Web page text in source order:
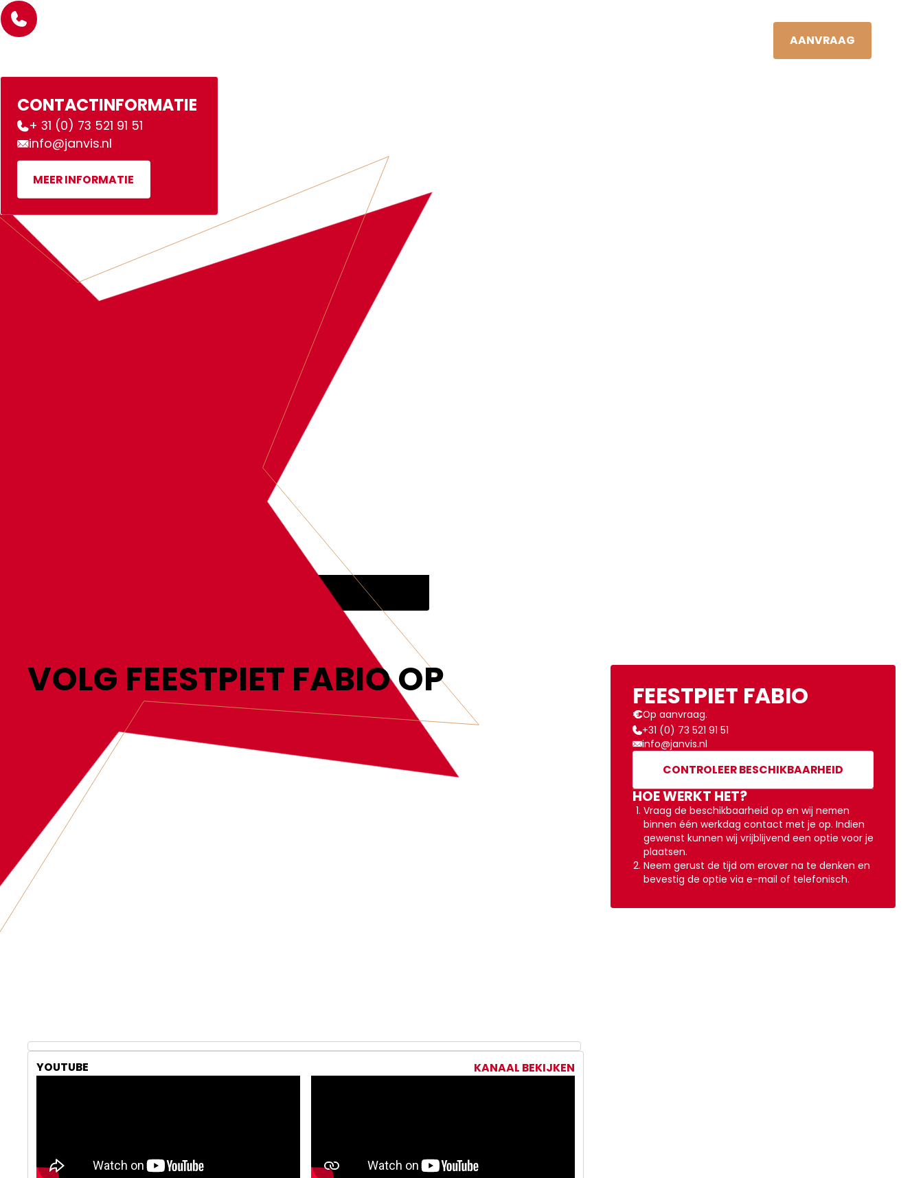
AANVRAAG
CONTACTINFORMATIE
+ 31 (0) 73 521 91 51
info@janvis.nl
MEER INFORMATIE
VOLG FEESTPIET FABIO OP
YOUTUBE KANAAL BEKIJKEN
FEESTPIET FABIO
€Op aanvraag.
+31 (0) 73 521 91 51
info@janvis.nl
CONTROLEER BESCHIKBAARHEID
HOE WERKT HET?
Vraag de beschikbaarheid op en wij nemen
binnen één werkdag contact met je op. Indien
gewenst kunnen wij vrijblijvend een optie voor je
plaatsen.
Neem gerust de tijd om erover na te denken en
bevestig de optie via e-mail of telefonisch.